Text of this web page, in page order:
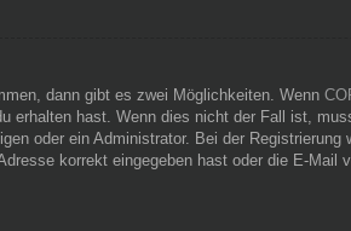
dann gibt es zwei Möglichkeiten. Wenn
hast. Wenn dies nicht der Fall ist,
oder ein Administrator. Bei der
korrekt eingegeben hast oder die E-